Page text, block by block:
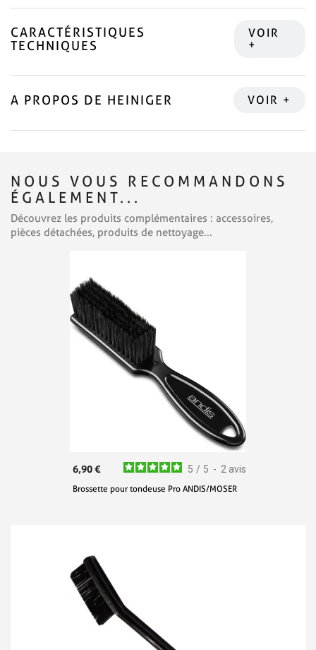
CARACTÉRISTIQUES
TECHNIQUES
A PROPOS DE HEINIGER
NOUS VOUS RECOMMANDONS
ÉGALEMENT...
Découvrez les produits complémentaires : accessoires,
pièces détachées, produits de nettoyage...
5 / 5 - 2 avis
6,90 €
Brossette pour tondeuse Pro ANDIS/MOSER